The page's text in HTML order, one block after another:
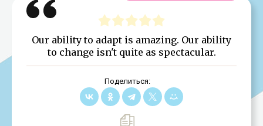
Our ability to adapt is amazing. Our ability
to change isn't quite as spectacular.
Поделиться: